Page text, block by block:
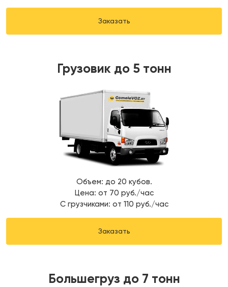
Заказать
Грузовик до 5 тонн
Объем: до 20 кубов.
Цена: от 70 руб./час
С грузчиками: от 110 руб./час
Заказать
Большегруз до 7 тонн